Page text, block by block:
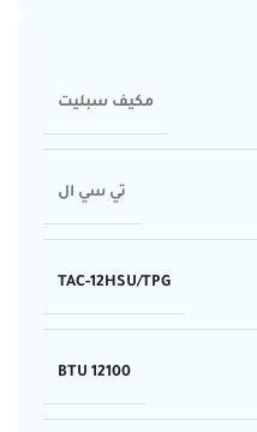
مكيف سبليت
تي سي ال
TAC-12HSU/TPG
12100 BTU